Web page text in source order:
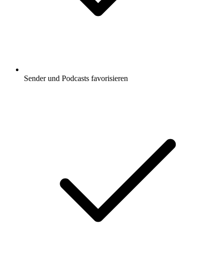
Sender und Podcasts favorisieren